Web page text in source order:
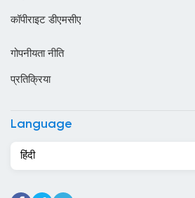
कांगो
किर्गिज़स्तान
केप वर्ड
कॉपीराइट डीएमसीए
गोपनीयता नीति
प्रतिक्रिया
Language
हिंदी